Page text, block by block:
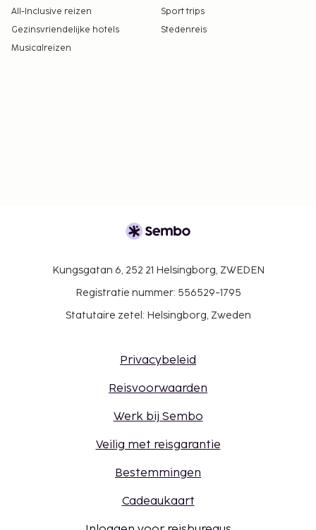
All-Inclusive reizen
Sport trips
Gezinsvriendelijke hotels
Stedenreis
Musicalreizen
Kungsgatan 6, 252 21 Helsingborg, ZWEDEN
Registratie nummer: 556529-1795
Statutaire zetel: Helsingborg, Zweden
Privacybeleid
Reisvoorwaarden
Werk bij Sembo
Veilig met reisgarantie
Bestemmingen
Cadeaukaart